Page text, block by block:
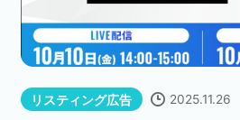
リスティング広告 2025.11.26